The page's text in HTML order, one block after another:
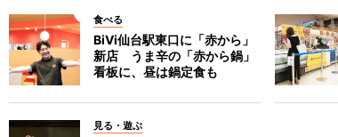
食べる
BiVi仙台駅東口に「赤から」
新店 うま辛の「赤から鍋」
看板に、昼は鍋定食も
見る・遊ぶ